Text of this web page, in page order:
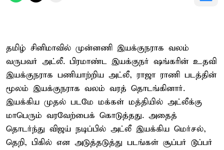
தமிழ் சினிமாவில் முன்னணி இயக்குநராக வலம்
வருபவர் அட்லீ. பிரமாண்ட இயக்குநர் ஷங்கரின் உதவி
இயக்குநராக பணியாற்றிய அட்லீ, ராஜா ராணி படத்தின்
மூலம் இயக்குநராக வலம் வரத் தொடங்கினார்.
இயக்கிய முதல் படமே மக்கள் மத்தியில் அட்லீக்கு
மாபெரும் வரவேற்பைக் கொடுத்தது. அதைத்
தொடர்ந்து விஜய் நடிப்பில் அட்லீ இயக்கிய மெர்சல்,
தெறி, பிகில் என அடுத்தடுத்து படங்கள் சூப்பர் டூப்பர்